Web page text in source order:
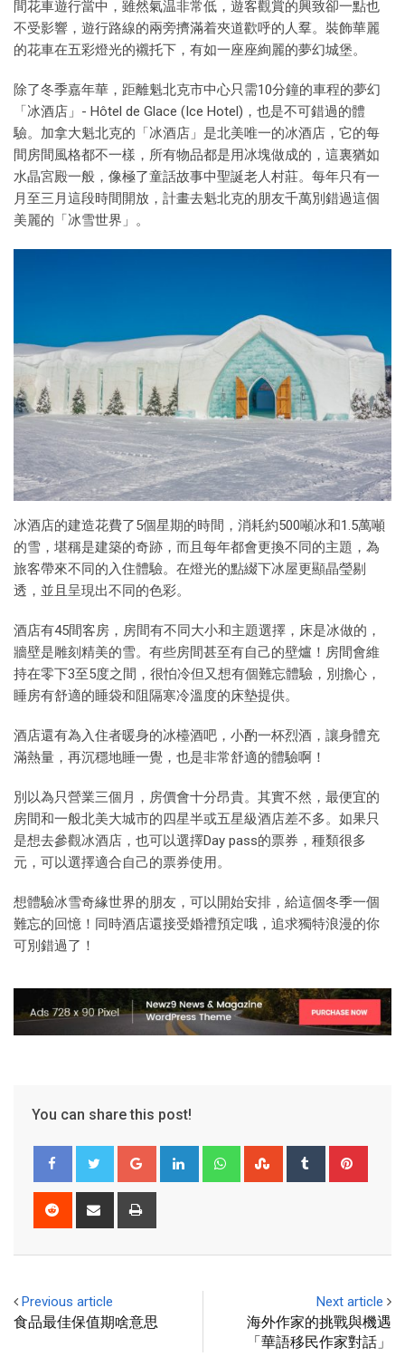
間花車遊行當中，雖然氣温非常低，遊客觀賞的興致卻一點也
不受影響，遊行路線的兩旁擠滿着夾道歡呼的人羣。裝飾華麗
的花車在五彩燈光的襯托下，有如一座座絢麗的夢幻城堡。
除了冬季嘉年華，距離魁北克市中心只需10分鐘的車程的夢幻
「冰酒店」- Hôtel de Glace (Ice Hotel)，也是不可錯過的體
驗。加拿大魁北克的「冰酒店」是北美唯一的冰酒店，它的每
間房間風格都不一樣，所有物品都是用冰塊做成的，這裏猶如
水晶宮殿一般，像極了童話故事中聖誕老人村莊。每年只有一
月至三月這段時間開放，計畫去魁北克的朋友千萬別錯過這個
美麗的「冰雪世界」。
冰酒店的建造花費了5個星期的時間，消耗約500噸冰和1.5萬噸
的雪，堪稱是建築的奇跡，而且每年都會更換不同的主題，為
旅客帶來不同的入住體驗。在燈光的點綴下冰屋更顯晶瑩剔
透，並且呈現出不同的色彩。
酒店有45間客房，房間有不同大小和主題選擇，床是冰做的，
牆壁是雕刻精美的雪。有些房間甚至有自己的壁爐！房間會維
持在零下3至5度之間，很怕冷但又想有個難忘體驗，別擔心，
睡房有舒適的睡袋和阻隔寒冷溫度的床墊提供。
酒店還有為入住者暖身的冰檯酒吧，小酌一杯烈酒，讓身體充
滿熱量，再沉穩地睡一覺，也是非常舒適的體驗啊！
別以為只營業三個月，房價會十分昂貴。其實不然，最便宜的
房間和一般北美大城市的四星半或五星級酒店差不多。如果只
是想去參觀冰酒店，也可以選擇Day pass的票券，種類很多
元，可以選擇適合自己的票券使用。
想體驗冰雪奇緣世界的朋友，可以開始安排，給這個冬季一個
難忘的回憶！同時酒店還接受婚禮預定哦，追求獨特浪漫的你
可別錯過了！
You can share this post!
Previous article
食品最佳保值期啥意思
Next article
海外作家的挑戰與機遇
「華語移民作家對話」